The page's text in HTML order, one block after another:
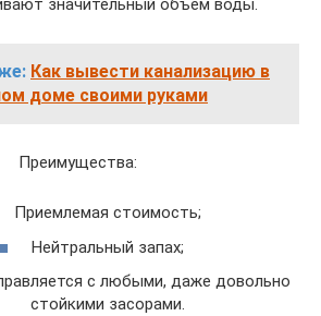
значительный объем воды.
Как вывести канализацию в
доме своими руками
Преимущества:
Приемлемая стоимость;
Нейтральный запах;
с любыми, даже довольно
стойкими засорами.